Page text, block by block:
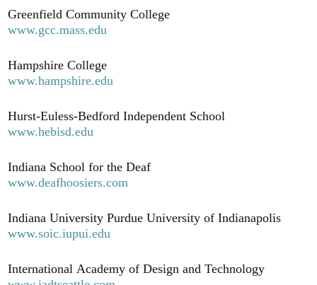
Greenfield Community College
www.gcc.mass.edu
Hampshire College
www.hampshire.edu
Hurst-Euless-Bedford Independent School
www.hebisd.edu
Indiana School for the Deaf
www.deafhoosiers.com
Indiana University Purdue University of Indianapolis
www.soic.iupui.edu
International Academy of Design and Technology